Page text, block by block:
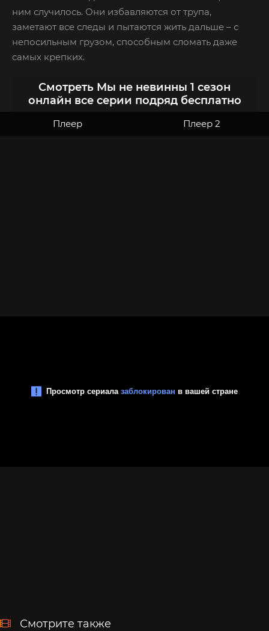
ним случилось. Они избавляются от трупа,
заметают все следы и пытаются жить дальше – с
непосильным грузом, способным сломать даже
самых крепких.
Смотреть Мы не невинны 1 сезон
онлайн все серии подряд бесплатно
Плеер Плеер 2
Смотрите также